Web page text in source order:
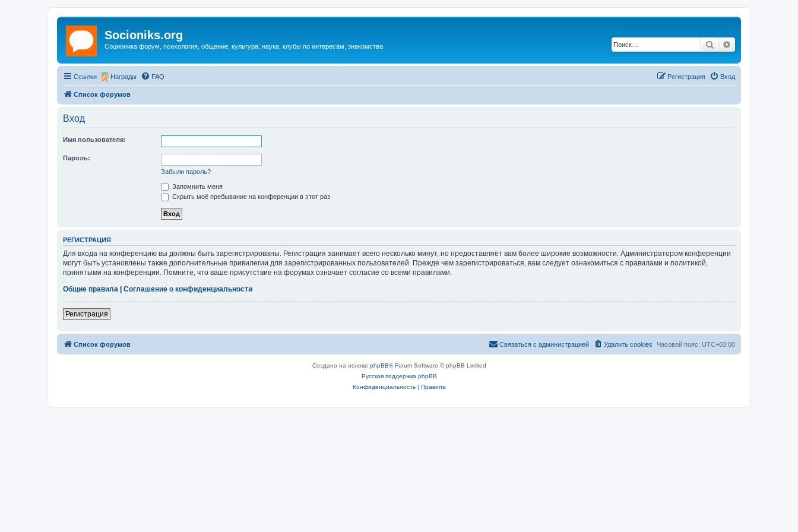
Socioniks.org
Соционика форум, психология, общение, культура, наука, клубы по интересам, знакомства Поиск
Ссылки Награды FAQ Вход
Регистрация
Список форумов
Вход
Имя пользователя:
Пароль:
Забыли пароль?
Запомнить меня
Скрыть моё пребывание на конференции в этот раз
РЕГИСТРАЦИЯ
Для входа на конференцию вы должны быть зарегистрированы. Регистрация занимает всего несколько минут, но предоставляет вам более широкие возможности. Администратором конференции
могут быть установлены также дополнительные привилегии для зарегистрированных пользователей. Прежде чем зарегистрироваться, вам следует ознакомиться с правилами и политикой,
принятыми на конференции. Помните, что ваше присутствие на форумах означает согласие со всеми правилами.
Общие правила
Соглашение о конфиденциальности
Регистрация
Список форумов Часовой пояс: UTC+03:00
Удалить cookies
Связаться с администрацией
Создано на основе phpBB® Forum Software © phpBB Limited
Русская поддержка phpBB
Конфиденциальность| Правила